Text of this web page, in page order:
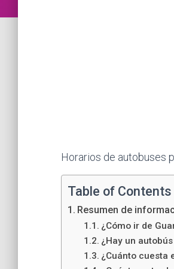
Horarios de autobuses
Table of Contents
Resumen de
¿Cómo ir de
¿Hay un
¿Cuánto cuesta